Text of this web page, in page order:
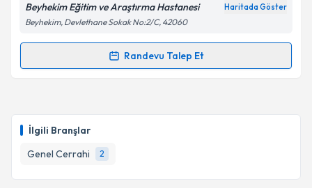
İlgili Branşlar
Genel Cerrahi
2
Kişisel verilerimin işlenmesine ilişkin
Metni'ni okudum ve kişisel verilerimin belirtilen
kapsamda işlenmesini kabul ediyorum.
Beyhekim Eğitim ve Araştırma Hastanesi Haritada Göster
Beyhekim, Devlethane Sokak No:2/C, 42060
Randevu Talep Et
Randevu Takvimi Talebi
takvim hazırlandığında e-posta ile bilgilendireceğiz.
E-posta Adresiniz